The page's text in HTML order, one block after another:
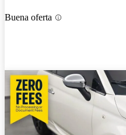
Buena oferta